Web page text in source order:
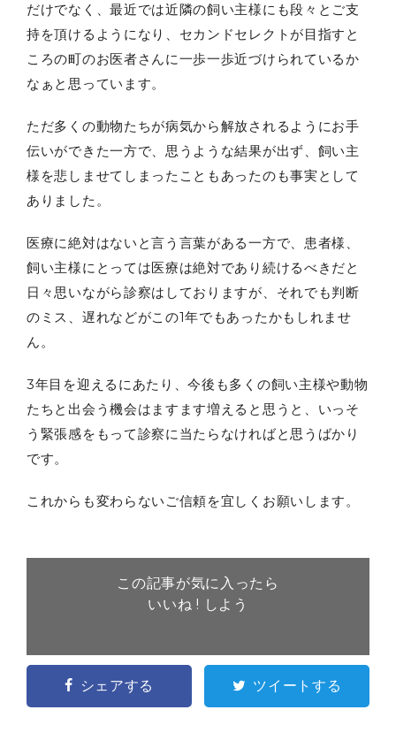
だけでなく、最近では近隣の飼い主様にも段々とご支
持を頂けるようになり、セカンドセレクトが目指すと
ころの町のお医者さんに一歩一歩近づけられているか
なぁと思っています。
ただ多くの動物たちが病気から解放されるようにお手
伝いができた一方で、思うような結果が出ず、飼い主
様を悲しませてしまったこともあったのも事実として
ありました。
医療に絶対はないと言う言葉がある一方で、患者様、
飼い主様にとっては医療は絶対であり続けるべきだと
日々思いながら診察はしておりますが、それでも判断
のミス、遅れなどがこの1年でもあったかもしれませ
ん。
3年目を迎えるにあたり、今後も多くの飼い主様や動物
たちと出会う機会はますます増えると思うと、いっそ
う緊張感をもって診察に当たらなければと思うばかり
です。
これからも変わらないご信頼を宜しくお願いします。
この記事が気に入ったら
いいね ! しよう
シェアする ツイートする